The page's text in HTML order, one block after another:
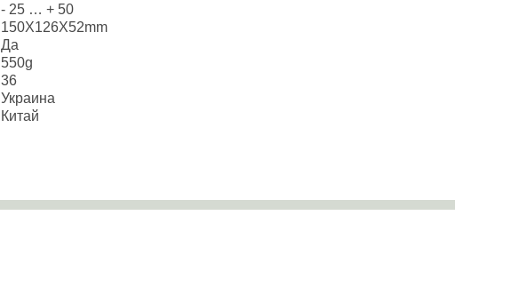
- 25 … + 50
150X126X52mm
Да
550g
36
Украина
Китай